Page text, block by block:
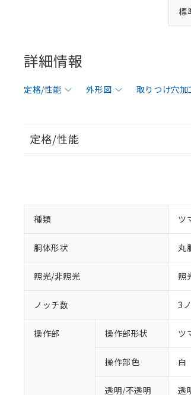
標
詳細情報
定格/性能 外形図 取りつけ穴加
定格/性能
種類 ツ
胴体形状 丸
照光/非照光 照
ノッチ数 3
操作部 操作部形状 ツ
操作部色 白
透明/不透明 透